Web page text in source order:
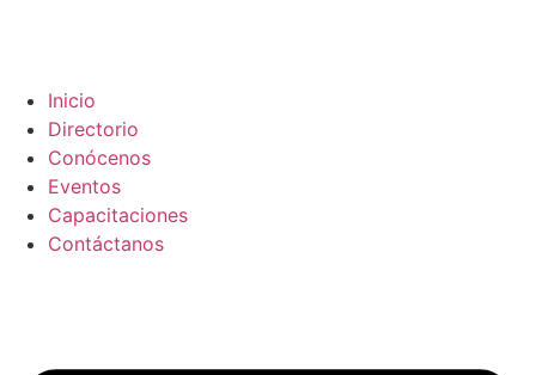
Inicio
Directorio
Conócenos
Eventos
Capacitaciones
Contáctanos